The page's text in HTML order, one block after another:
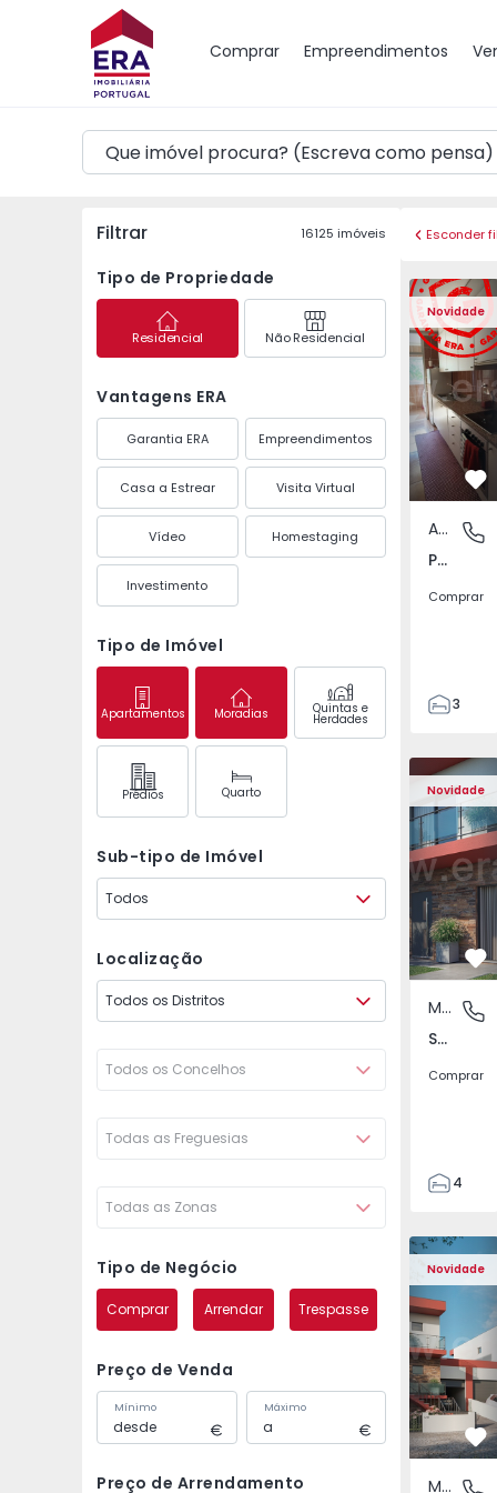
Comprar Empreendimentos
Mapa
Filtrar 16125 imóveis
Tipo de Propriedade
Residencial Não Residencial
Vantagens ERA
Garantia ERA Empreendimentos
Casa a Estrear Visita Virtual
Vídeo Homestaging
Investimento
Tipo de Imóvel
Apartamentos Moradias Quintas e
Herdades
Prédios Quarto
Sub-tipo de Imóvel
Todos
Localização
Todos os Distritos
Todos os Concelhos
Todas as Freguesias
Todas as Zonas
Tipo de Negócio
Comprar Arrendar Trespasse
Preço de Venda
Mínimo Máximo
Preço de Arrendamento
Esconder
Novidade
Apartamento T3
Apartamento
Pedrouços, Porto
Comprar
3
105
122
1
-1
Novidade
São
Moradia Geminada
São João das Lampas e Terrugem, Lisboa
Comprar
4
135
193
240
Novidade
Moradia Geminada
Moradia
Moradia Geminada